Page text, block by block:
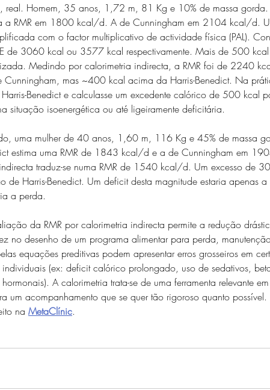
real. Homem, 35 anos, 1,72 m, 81 Kg e 10% de massa gorda.
a RMR em 1800 kcal/d. A de Cunningham em 2104 kcal/d.
com o factor multiplicativo de actividade física (PAL).
de 3060 kcal ou 3577 kcal respectivamente. Mais de 500
Medindo por calorimetria indirecta, a RMR foi de 2240
Cunningham, mas ~400 kcal acima da Harris-Benedict. Na
Benedict e calculasse um excedente calórico de 500 kcal
situação isoenergética ou até ligeiramente deficitária.
uma mulher de 40 anos, 1,60 m, 116 Kg e 45% de massa
estima uma RMR de 1843 kcal/d e a de Cunningham em
traduz-se numa RMR de 1540 kcal/d. Um excesso de
de Harris-Benedict. Um deficit desta magnitude estaria apenas
a perda.
da RMR por calorimetria indirecta permite a redução
no desenho de um programa alimentar para perda,
equações preditivas podem apresentar erros grosseiros em
individuais (ex: deficit calórico prolongado, uso de sedativos,
A calorimetria trata-se de uma ferramenta relevante
um acompanhamento que se quer tão rigoroso quanto
na MetaClínic.